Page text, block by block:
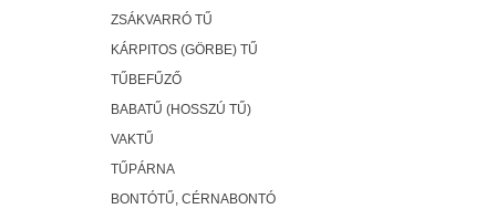
ZSÁKVARRÓ TŰ
KÁRPITOS (GÖRBE) TŰ
TŰBEFŰZŐ
BABATŰ (HOSSZÚ TŰ)
VAKTŰ
TŰPÁRNA
BONTÓTŰ, CÉRNABONTÓ